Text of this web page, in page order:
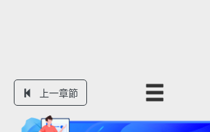
上一章節